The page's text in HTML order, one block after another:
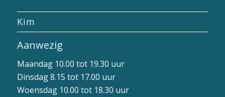
Kim
Aanwezig
Maandag 10.00 tot 19.30 uur
Dinsdag 8.15 tot 17.00 uur
Woensdag 10.00 tot 18.30 uur